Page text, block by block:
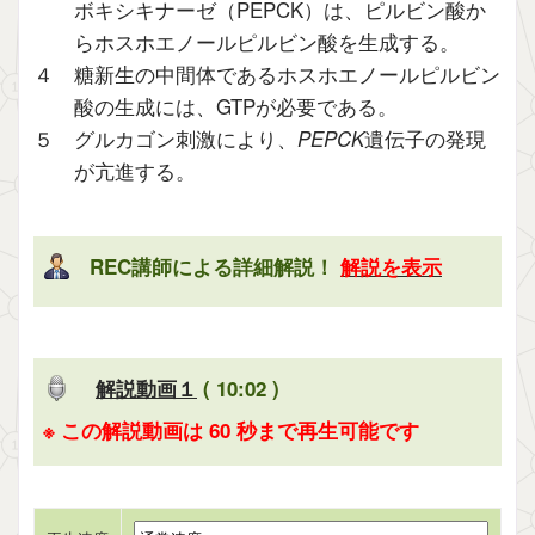
ボキシキナーゼ（PEPCK）は、ピルビン酸か
らホスホエノールピルビン酸を生成する。
４ 糖新生の中間体であるホスホエノールピルビン
酸の生成には、GTPが必要である。
５ グルカゴン刺激により、 PEPCK遺伝子の発現
が亢進する。
REC講師による詳細解説！ 解説を表示
解説動画１ ( 10:02 )
※ この解説動画は 60 秒まで再生可能です